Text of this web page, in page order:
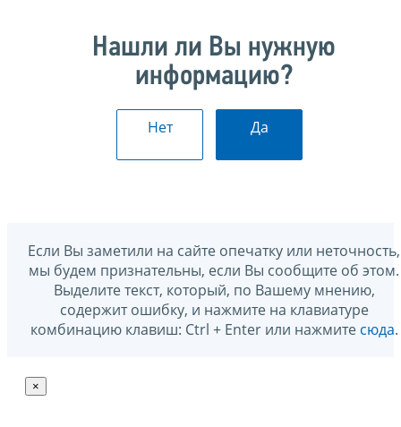
Нашли ли Вы нужную
информацию?
Нет Да
Если Вы заметили на сайте опечатку или неточность,
мы будем признательны, если Вы сообщите об этом.
Выделите текст, который, по Вашему мнению,
содержит ошибку, и нажмите на клавиатуре
комбинацию клавиш: Ctrl + Enter или нажмите сюда.
×